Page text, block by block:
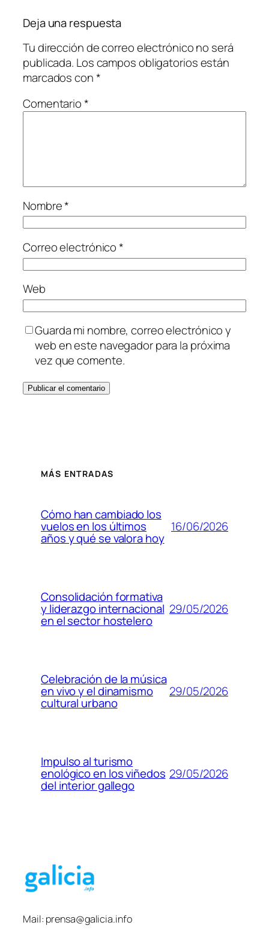
Deja una respuesta
Tu dirección de correo electrónico no será
publicada. Los campos obligatorios están
marcados con*
Comentario*
Nombre*
Correo electrónico*
Web
Guarda mi nombre, correo electrónico y
web en este navegador para la próxima
vez que comente.
MÁS ENTRADAS
Cómo han cambiado los
vuelos en los últimos
años y qué se valora hoy
16/06/2026
Consolidación formativa
y liderazgo internacional
en el sector hostelero
29/05/2026
Celebración de la música
en vivo y el dinamismo
cultural urbano
29/05/2026
Impulso al turismo
enológico en los viñedos
del interior gallego
29/05/2026
Mail: prensa@galicia.info